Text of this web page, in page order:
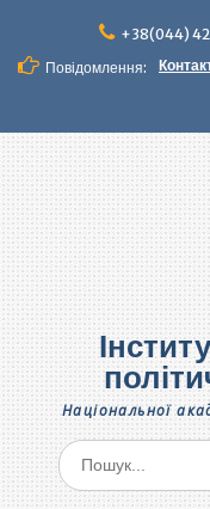
вмісту
+38(044)
Повідомлення:
Національної
Шукати: